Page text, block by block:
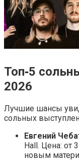
Топ‑5
2026
Лучшие шансы
сольных
Евгений
Hall. Цена: от
новым